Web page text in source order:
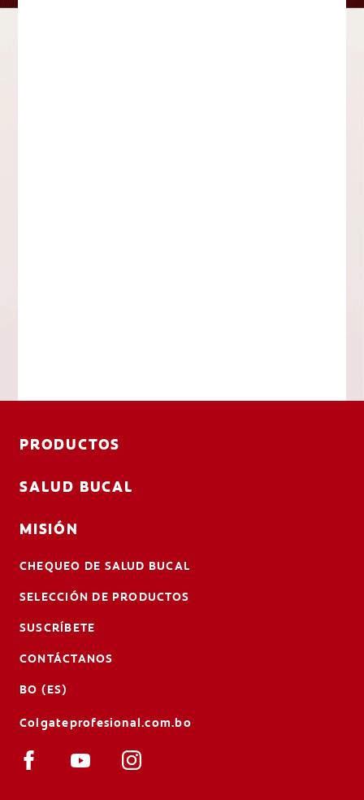
PRODUCTOS
SALUD BUCAL
MISIÓN
CHEQUEO DE SALUD BUCAL
SELECCIÓN DE PRODUCTOS
SUSCRÍBETE
CONTÁCTANOS
BO (ES)
Colgateprofesional.com.bo